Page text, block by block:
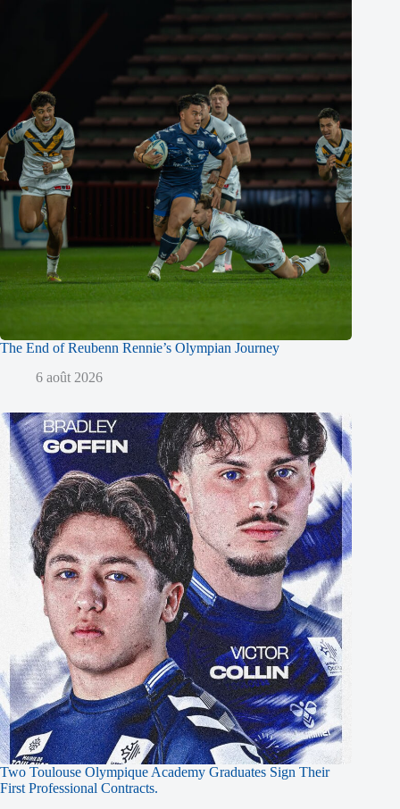
The End of Reubenn Rennie’s Olympian Journey
6 août 2026
Two Toulouse Olympique Academy Graduates Sign Their
First Professional Contracts.